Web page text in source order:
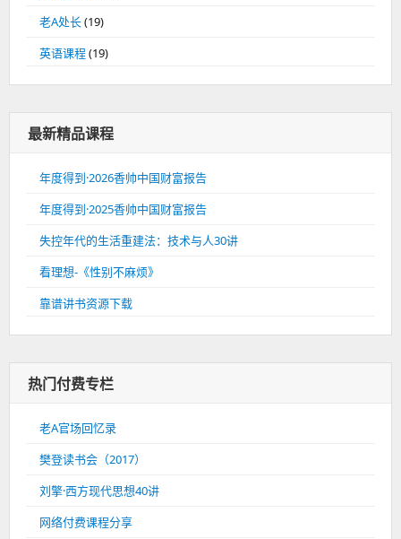
老A处长(19)
英语课程(19)
最新精品课程
年度得到·2026香帅中国财富报告
年度得到·2025香帅中国财富报告
失控年代的生活重建法：技术与人30讲
看理想-《性别不麻烦》
靠谱讲书资源下载
热门付费专栏
老A官场回忆录
樊登读书会（2017）
刘擎·西方现代思想40讲
网络付费课程分享